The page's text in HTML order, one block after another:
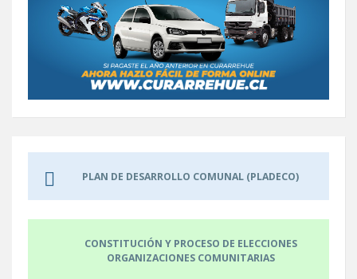
PLAN DE DESARROLLO COMUNAL (PLADECO)
CONSTITUCIÓN Y PROCESO DE ELECCIONES
ORGANIZACIONES COMUNITARIAS